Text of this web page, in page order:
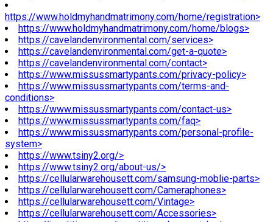
https://www.holdmyhandmatrimony.com/home/registration>
https://www.holdmyhandmatrimony.com/home/blogs>
https://cavelandenvironmental.com/services>
https://cavelandenvironmental.com/get-a-quote>
https://cavelandenvironmental.com/contact>
https://www.missussmartypants.com/privacy-policy>
https://www.missussmartypants.com/terms-and-
conditions>
https://www.missussmartypants.com/contact-us>
https://www.missussmartypants.com/faq>
https://www.missussmartypants.com/personal-profile-
system>
https://www.tsiny2.org/>
https://www.tsiny2.org/about-us/>
https://cellularwarehousett.com/samsung-moblie-parts>
https://cellularwarehousett.com/Cameraphones>
https://cellularwarehousett.com/Vintage>
https://cellularwarehousett.com/Accessories>